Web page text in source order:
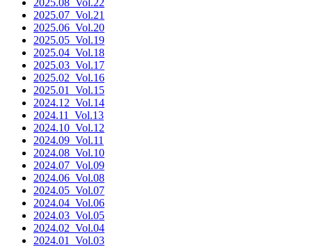
2025.08 _Vol.22
2025.07 _Vol.21
2025.06 _Vol.20
2025.05 _Vol.19
2025.04 _Vol.18
2025.03 _Vol.17
2025.02 _Vol.16
2025.01
_Vol.15
2024.12 _Vol.14
2024.11
_Vol.13
2024.10 _Vol.12
2024.09 _Vol.11
2024.08 _Vol.10
2024.07 _Vol.09
2024.06 _Vol.08
2024.05 _Vol.07
2024.04 _Vol.06
2024.03 _Vol.05
2024.02 _Vol.04
2024.01
_Vol.03